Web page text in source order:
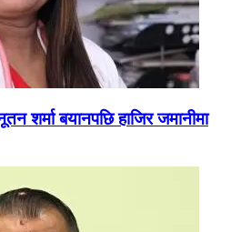
शर्मा बयानपछि हाजिर जमानीमा